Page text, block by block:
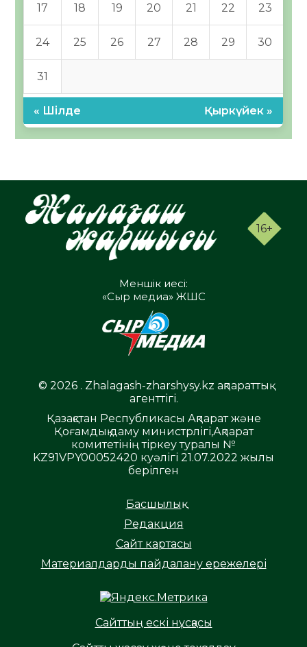
17 18 19 20 21 22 23
24 25 26 27 28 29 30
31
« Шілде Қыркүйек »
16+
Меншік иесі:
«Сыр медиа» ЖШС
© 2026 . Zhalagash-zharshysy.kz ақпараттық
агенттігі.
Қазақстан Республикасы Ақпарат және
Қоғамдық даму министрлігі,Ақпарат
комитетінің тіркеу туралы №
KZ91VPY00052420 куәлігі 21.07.2022 жылы
берілген
Басшылық
Редакция
Сайт картасы
Материалдарды пайдалану ережелері
Сайттың ескі нұсқасы